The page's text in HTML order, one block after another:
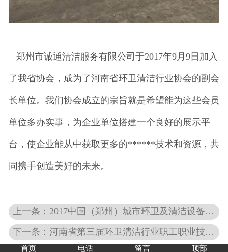
郑州市诚通清洁服务有限公司于2017年9月9日加入
了我省协会，成为了河南省环卫清洁行业协会的副会
长单位。 我们协会成立的宗旨就是希望能为这些会员
单位多办实事，为企业单位搭建一个良好的展示平
台，使企业能从中获取更多的******技术和资源，共
同携手创造美好的未来。
上一条：2017中国（郑州）城市环卫及清洁设备展览会邀请函
下一条：河南省第三届环卫清洁行业职工职业技能大赛暨2018中国郑州环卫清洁设备、技术博览会胜利举行
首页 电话 留言 顶部